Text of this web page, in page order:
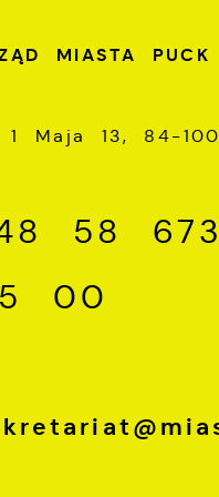
MIASTA PUCK
1 Maja 13, 84-
58 673
00